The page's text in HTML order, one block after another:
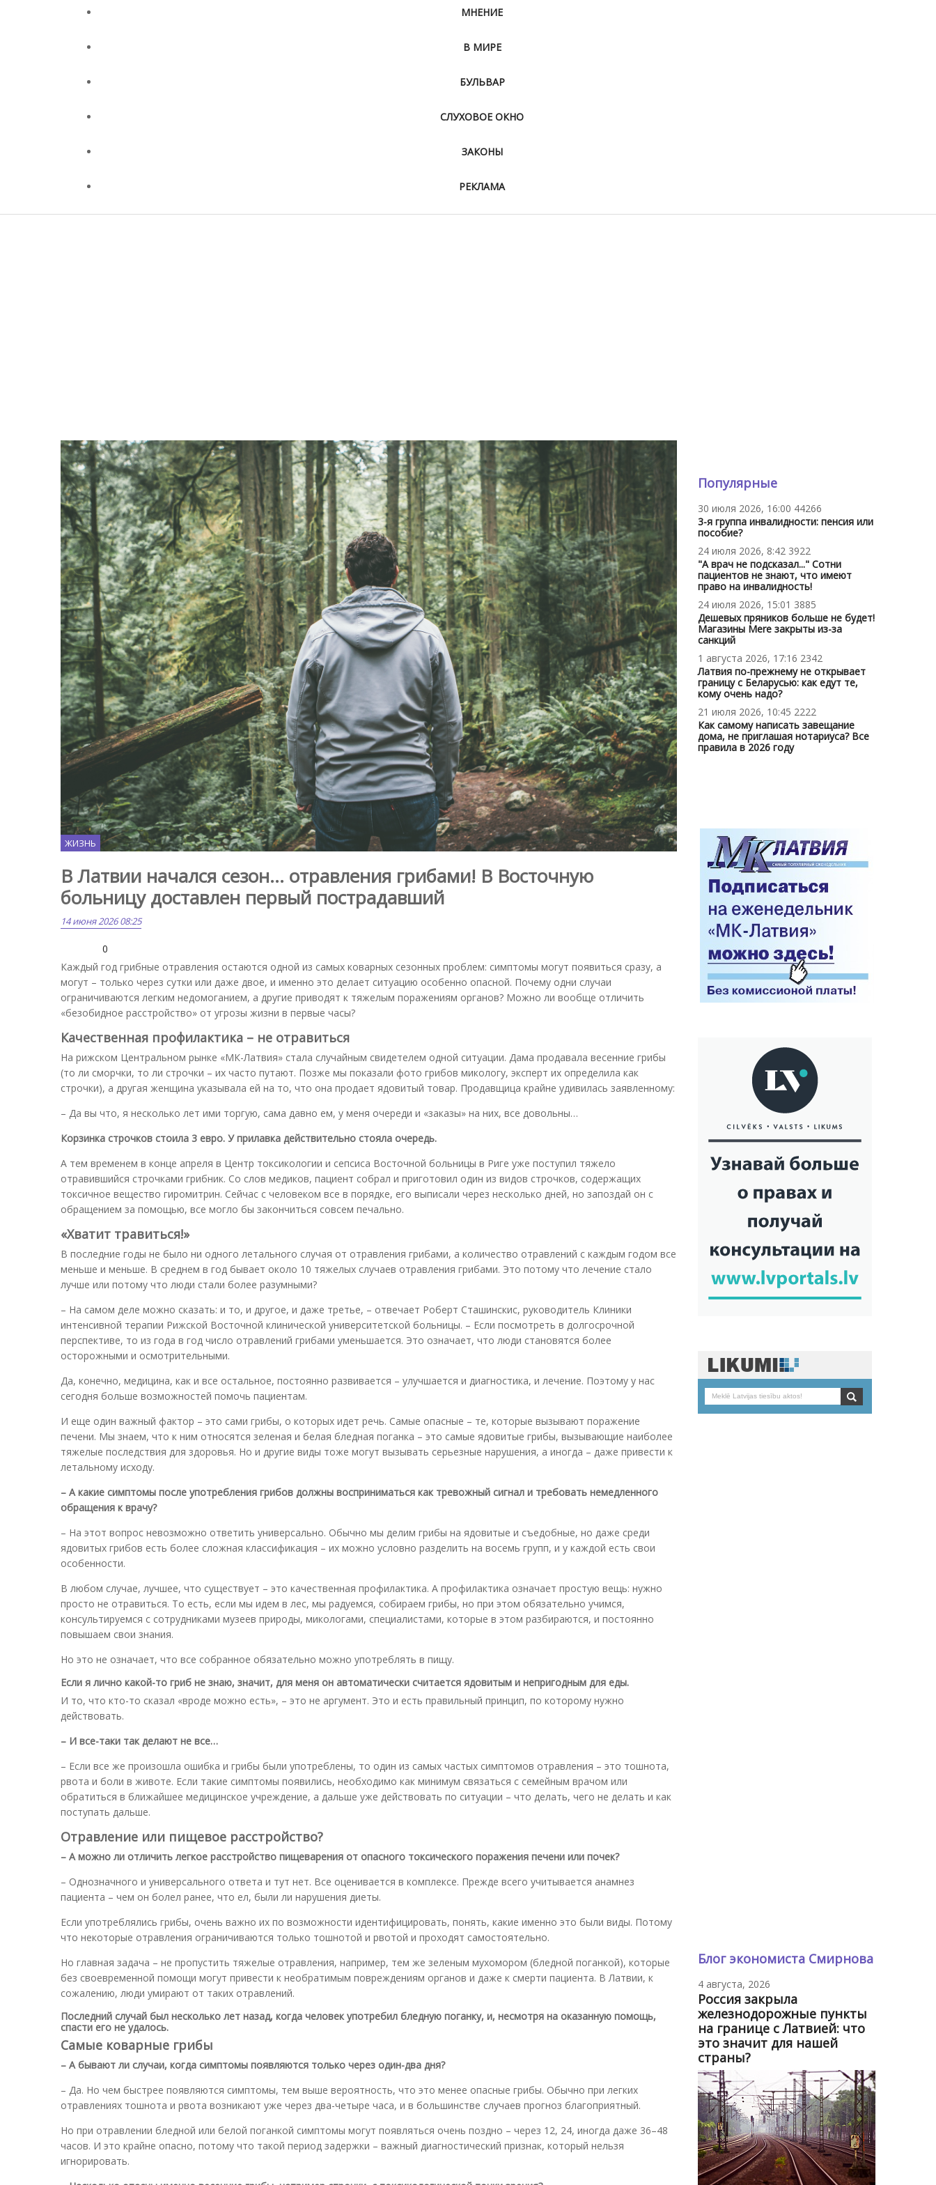
МНЕНИЕ
В МИРЕ
БУЛЬВАР
СЛУХОВОЕ ОКНО
ЗАКОНЫ
РЕКЛАМА
ЖИЗНЬ
В Латвии начался сезон… отравления грибами! В Восточную
больницу доставлен первый пострадавший
14 июня 2026 08:25
0
Каждый год грибные отравления остаются одной из самых коварных сезонных проблем: симптомы могут появиться сразу, а
могут – только через сутки или даже двое, и именно это делает ситуацию особенно опасной. Почему одни случаи
ограничиваются легким недомоганием, а другие приводят к тяжелым поражениям органов? Можно ли вообще отличить
«безобидное расстройство» от угрозы жизни в первые часы?
Качественная профилактика – не отравиться
На рижском Центральном рынке «МК-Латвия» стала случайным свидетелем одной ситуации. Дама продавала весенние грибы
(то ли сморчки, то ли строчки – их часто путают. Позже мы показали фото грибов микологу, эксперт их определила как
строчки), а другая женщина указывала ей на то, что она продает ядовитый товар. Продавщица крайне удивилась заявленному:
– Да вы что, я несколько лет ими торгую, сама давно ем, у меня очереди и «заказы» на них, все довольны…
Корзинка строчков стоила 3 евро. У прилавка действительно стояла очередь.
А тем временем в конце апреля в Центр токсикологии и сепсиса Восточной больницы в Риге уже поступил тяжело
отравившийся строчками грибник. Со слов медиков, пациент собрал и приготовил один из видов строчков, содержащих
токсичное вещество гиромитрин. Сейчас с человеком все в порядке, его выписали через несколько дней, но запоздай он с
обращением за помощью, все могло бы закончиться совсем печально.
«Хватит травиться!»
В последние годы не было ни одного летального случая от отравления грибами, а количество отравлений с каждым годом все
меньше и меньше. В среднем в год бывает около 10 тяжелых случаев отравления грибами. Это потому что лечение стало
лучше или потому что люди стали более разумными?
– На самом деле можно сказать: и то, и другое, и даже третье, – отвечает Роберт Сташинскис, руководитель Клиники
интенсивной терапии Рижской Восточной клинической университетской больницы. – Если посмотреть в долгосрочной
перспективе, то из года в год число отравлений грибами уменьшается. Это означает, что люди становятся более
осторожными и осмотрительными.
Да, конечно, медицина, как и все остальное, постоянно развивается – улучшается и диагностика, и лечение. Поэтому у нас
сегодня больше возможностей помочь пациентам.
И еще один важный фактор – это сами грибы, о которых идет речь. Самые опасные – те, которые вызывают поражение
печени. Мы знаем, что к ним относятся зеленая и белая бледная поганка – это самые ядовитые грибы, вызывающие наиболее
тяжелые последствия для здоровья. Но и другие виды тоже могут вызывать серьезные нарушения, а иногда – даже привести к
летальному исходу.
– А какие симптомы после употребления грибов должны восприниматься как тревожный сигнал и требовать немедленного
обращения к врачу?
– На этот вопрос невозможно ответить универсально. Обычно мы делим грибы на ядовитые и съедобные, но даже среди
ядовитых грибов есть более сложная классификация – их можно условно разделить на восемь групп, и у каждой есть свои
особенности.
В любом случае, лучшее, что существует – это качественная профилактика. А профилактика означает простую вещь: нужно
просто не отравиться. То есть, если мы идем в лес, мы радуемся, собираем грибы, но при этом обязательно учимся,
консультируемся с сотрудниками музеев природы, микологами, специалистами, которые в этом разбираются, и постоянно
повышаем свои знания.
Но это не означает, что все собранное обязательно можно употреблять в пищу.
Если я лично какой-то гриб не знаю, значит, для меня он автоматически считается ядовитым и непригодным для еды.
И то, что кто-то сказал «вроде можно есть», – это не аргумент. Это и есть правильный принцип, по которому нужно
действовать.
– И все-таки так делают не все…
– Если все же произошла ошибка и грибы были употреблены, то один из самых частых симптомов отравления – это тошнота,
рвота и боли в животе. Если такие симптомы появились, необходимо как минимум связаться с семейным врачом или
обратиться в ближайшее медицинское учреждение, а дальше уже действовать по ситуации – что делать, чего не делать и как
поступать дальше.
Отравление или пищевое расстройство?
– А можно ли отличить легкое расстройство пищеварения от опасного токсического поражения печени или почек?
– Однозначного и универсального ответа и тут нет. Все оценивается в комплексе. Прежде всего учитывается анамнез
пациента – чем он болел ранее, что ел, были ли нарушения диеты.
Если употреблялись грибы, очень важно их по возможности идентифицировать, понять, какие именно это были виды. Потому
что некоторые отравления ограничиваются только тошнотой и рвотой и проходят самостоятельно.
Но главная задача – не пропустить тяжелые отравления, например, тем же зеленым мухомором (бледной поганкой), которые
без своевременной помощи могут привести к необратимым повреждениям органов и даже к смерти пациента. В Латвии, к
сожалению, люди умирают от таких отравлений.
Последний случай был несколько лет назад, когда человек употребил бледную поганку, и, несмотря на оказанную помощь,
спасти его не удалось.
Самые коварные грибы
– А бывают ли случаи, когда симптомы появляются только через один-два дня?
– Да. Но чем быстрее появляются симптомы, тем выше вероятность, что это менее опасные грибы. Обычно при легких
отравлениях тошнота и рвота возникают уже через два-четыре часа, и в большинстве случаев прогноз благоприятный.
Но при отравлении бледной или белой поганкой симптомы могут появляться очень поздно – через 12, 24, иногда даже 36–48
часов. И это крайне опасно, потому что такой период задержки – важный диагностический признак, который нельзя
игнорировать.
Популярные
30 июля 2026, 16:00 44266
3-я группа инвалидности: пенсия или
пособие?
24 июля 2026, 8:42 3922
"А врач не подсказал..." Сотни
пациентов не знают, что имеют
право на инвалидность!
24 июля 2026, 15:01 3885
Дешевых пряников больше не будет!
Магазины Mere закрыты из-за
санкций
1 августа 2026, 17:16 2342
Латвия по-прежнему не открывает
границу с Беларусью: как едут те,
кому очень надо?
21 июля 2026, 10:45 2222
Как самому написать завещание
дома, не приглашая нотариуса? Все
правила в 2026 году
Блог экономиста Смирнова
4 августа, 2026
Россия закрыла
железнодорожные пункты
на границе с Латвией: что
это значит для нашей
страны?